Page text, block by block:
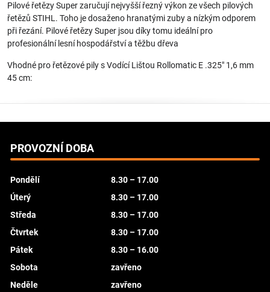
Pilové řetězy Super zaručují nejvyšší řezný výkon ze všech pilových
řetězů STIHL. Toho je dosaženo hranatými zuby a nízkým odporem
při řezání. Pilové řetězy Super jsou díky tomu ideální pro
profesionální lesní hospodářství a těžbu dřeva
Vhodné pro řetězové pily s Vodící Lištou Rollomatic E .325" 1,6 mm
45 cm:
PROVOZNÍ DOBA
Pondělí
8.30 – 17.00
Úterý
8.30 – 17.00
Středa
8.30 – 17.00
Čtvrtek
8.30 – 17.00
Pátek
8.30 – 16.00
Sobota
zavřeno
Neděle
zavřeno